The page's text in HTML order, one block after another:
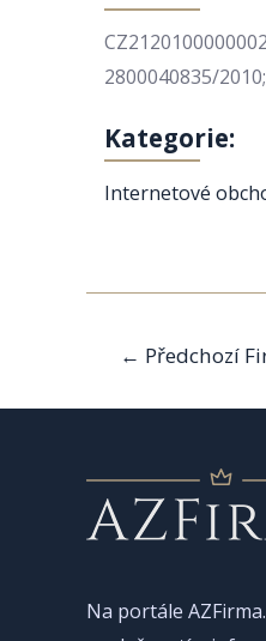
2800040835/
Kategorie:
Internetové
pro
← Předchozí
Na portále